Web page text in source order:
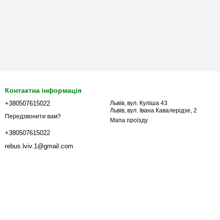
Контактна інформація
+380507615022
Передзвонити вам?
+380507615022
rebus.lviv.1@gmail.com
Львів, вул. Куліша 43
Львів, вул. Івана Кавалерідзе, 2
Мапа проїзду